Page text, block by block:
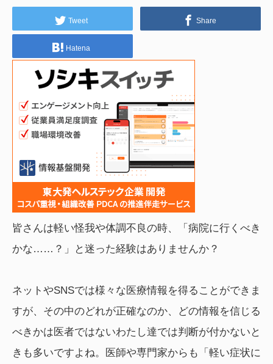
Tweet Share
Hatena
皆さんは軽い怪我や体調不良の時、「病院に行くべき
かな……？」と迷った経験はありませんか？
ネットやSNSでは様々な医療情報を得ることができま
すが、その中のどれが正確なのか、どの情報を信じる
べきかは医者ではないわたし達では判断が付かないと
きも多いですよね。医師や専門家からも「軽い症状に